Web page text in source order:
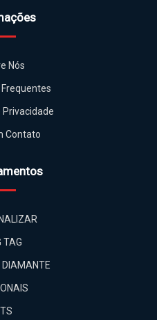
Nós
Privacidade
Contato
TAG
DIAMANTE